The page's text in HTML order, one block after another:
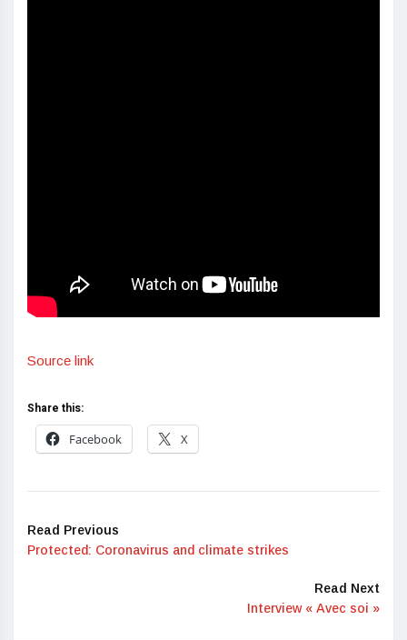
Source link
Share this:
Facebook
X
Read Previous
Protected: Coronavirus and climate strikes
Read Next
Interview « Avec soi »